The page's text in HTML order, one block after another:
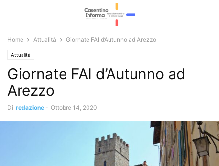
Home Attualità Giornate FAI d’Autunno ad Arezzo
Attualità
Giornate FAI d’Autunno ad
Arezzo
Di redazione - Ottobre 14, 2020